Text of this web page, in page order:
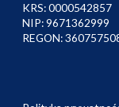
KRS: 0000542857
NIP: 9671362999
REGON: